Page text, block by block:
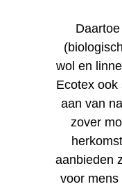
wol en
Ecotex ook
aan van
zover
aanbieden
voor mens